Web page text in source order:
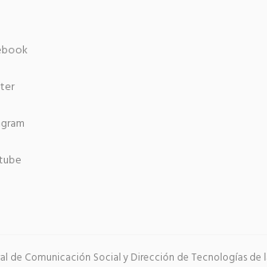
de Comunicación Social y Dirección de Tecnologías